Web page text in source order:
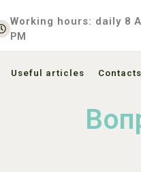
Working hours: daily 8
PM
Useful articles Contacts